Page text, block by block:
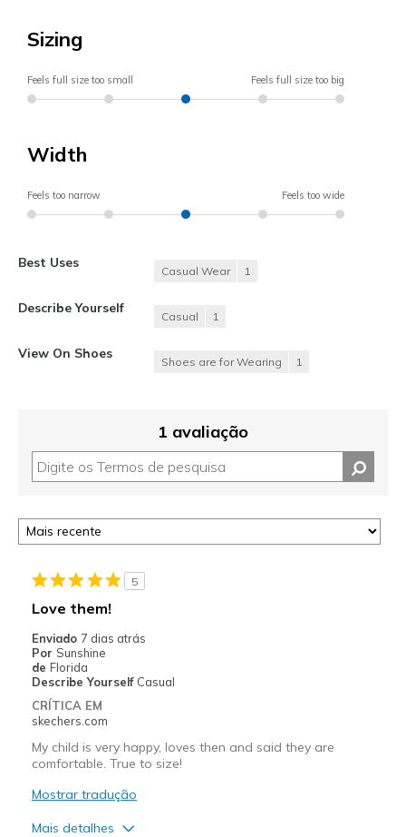
Sizing
Feels full size too small Feels full size too big
Width
Feels too narrow Feels too wide
Best Uses
Casual Wear 1
Describe Yourself
Casual 1
View On Shoes
Shoes are for Wearing 1
1 avaliação
5
Love them!
Enviado 7 dias atrás
Por Sunshine
de Florida
Describe Yourself Casual
CRÍTICA EM
skechers.com
My child is very happy, loves then and said they are
comfortable. True to size!
Mostrar tradução
Mais detalhes